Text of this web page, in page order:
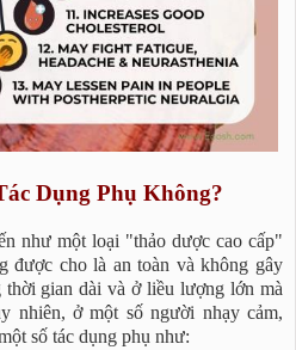
Dụng Phụ Không?
như một loại "thảo dược cao cấp"
được cho là an toàn và không gây
gian dài và ở liều lượng lớn mà
nhiên, ở một số người nhạy cảm,
số tác dụng phụ như: